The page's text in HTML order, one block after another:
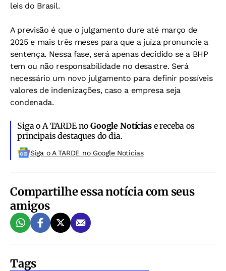
leis do Brasil.
A previsão é que o julgamento dure até março de
2025 e mais três meses para que a juíza pronuncie a
sentença. Nessa fase, será apenas decidido se a BHP
tem ou não responsabilidade no desastre. Será
necessário um novo julgamento para definir possíveis
valores de indenizações, caso a empresa seja
condenada.
Siga o A TARDE noGoogle Notíciase receba os
principais destaques do dia.
Siga o A TARDE no Google Noticias
Compartilhe essa notícia com seus
amigos
Tags